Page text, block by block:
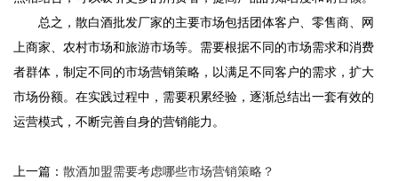
总之，散白酒批发厂家的主要市场包括团体客户、零售商、网
上商家、农村市场和旅游市场等。需要根据不同的市场需求和消费
者群体，制定不同的市场营销策略，以满足不同客户的需求，扩大
市场份额。在实践过程中，需要积累经验，逐渐总结出一套有效的
运营模式，不断完善自身的营销能力。
上一篇： 散酒加盟需要考虑哪些市场营销策略？